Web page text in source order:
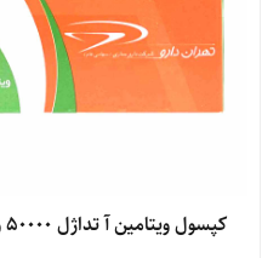
کپسول ویتامین آ تداژل 50000 واحد تهران دارو Vitamin A